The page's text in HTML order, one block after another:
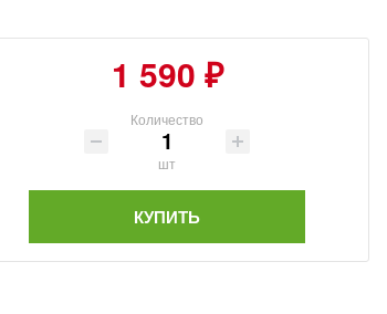
1 590 ₽
Количество
шт
КУПИТЬ